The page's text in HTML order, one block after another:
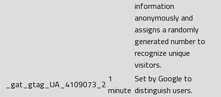
information
anonymously and
assigns a randomly
generated number to
recognize unique
visitors.
_gat_gtag_UA_4109073_2 1
minute
Set by Google to
distinguish users.